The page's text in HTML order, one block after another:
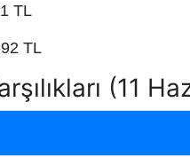
TL
TL
(11